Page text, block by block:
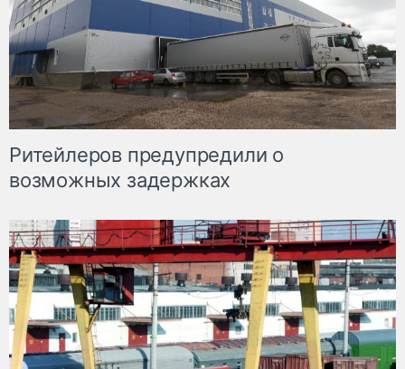
Ритейлеров предупредили о
возможных задержках